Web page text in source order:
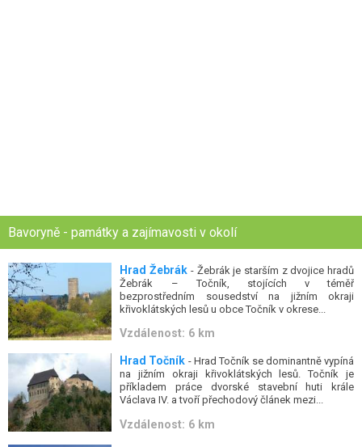
Bavoryně - památky a zajímavosti v okolí
Hrad Žebrák - Žebrák je starším z dvojice hradů
Žebrák – Točník, stojících v téměř
bezprostředním sousedství na jižním okraji
křivoklátských lesů u obce Točník v okrese...
Vzdálenost: 6 km
Hrad Točník - Hrad Točník se dominantně vypíná
na jižním okraji křivoklátských lesů. Točník je
příkladem práce dvorské stavební huti krále
Václava IV. a tvoří přechodový článek mezi...
Vzdálenost: 6 km